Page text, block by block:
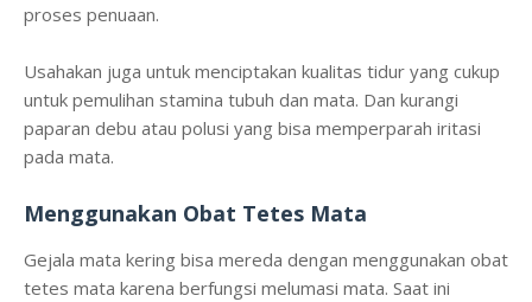
proses penuaan.
Usahakan juga untuk menciptakan kualitas tidur yang cukup
untuk pemulihan stamina tubuh dan mata. Dan kurangi
paparan debu atau polusi yang bisa memperparah iritasi
pada mata.
Menggunakan Obat Tetes Mata
Gejala mata kering bisa mereda dengan menggunakan obat
tetes mata karena berfungsi melumasi mata. Saat ini